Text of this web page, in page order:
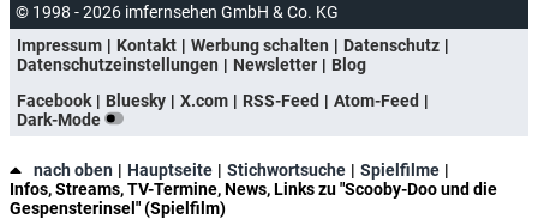
© 1998 - 2026 imfernsehen GmbH & Co. KG
Impressum
Kontakt Werbung schalten
Datenschutz
Datenschutzeinstellungen
Newsletter
Blog
Facebook
Bluesky X.com RSS-Feed
Atom-Feed
Dark-Mode
nach oben Hauptseite Stichwortsuche
Spielfilme
Infos, Streams, TV-Termine, News, Links zu "Scooby-Doo und die
Gespensterinsel" (Spielfilm)